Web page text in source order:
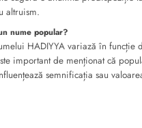
altruism.
nume popular?
HADIYYA variază în funcție
important de menționat că
semnificația sau